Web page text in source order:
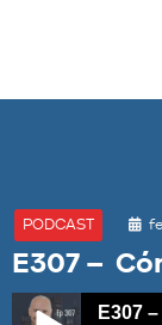
PODCAST
E307 –
E307